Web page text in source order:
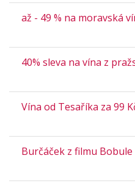
až - 49 % na moravská
40% sleva na vína z
Vína od Tesaříka za 99
Burčáček z filmu